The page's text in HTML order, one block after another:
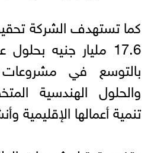
كما تستهدف الشركة
بالتوسع في مشروعات
والحلول الهندسية
تنمية أعمالها الإقليمية